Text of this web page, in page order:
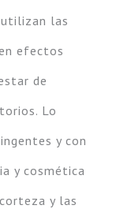
las
efectos
de
Lo
y con
y cosmética
y las